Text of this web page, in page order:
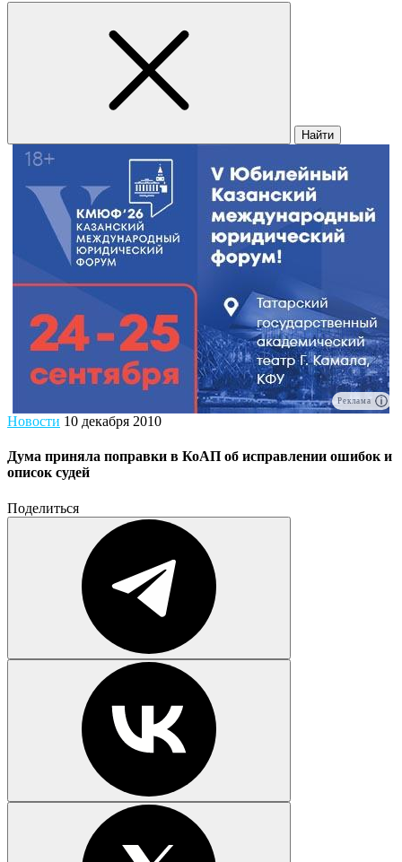
Найти
Реклама
Новости 10 декабря 2010
Дума приняла поправки в КоАП об исправлении ошибок и
описок судей
Поделиться